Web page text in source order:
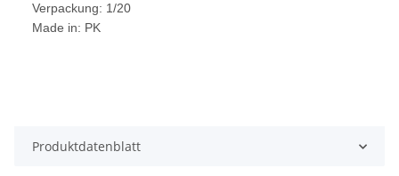
Verpackung: 1/20
Made in: PK
Produktdatenblatt